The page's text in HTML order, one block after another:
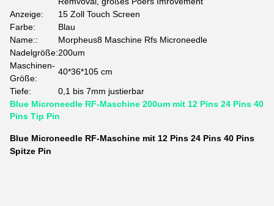
Anzeige:
15 Zoll Touch Screen
Farbe:
Blau
Name::
Morpheus8 Maschine Rfs Microneedle
Nadelgröße:200um
Maschinen-
Größe:
40*36*105 cm
Tiefe:
0,1 bis 7mm justierbar
Blue Microneedle RF-Maschine 200um mit 12 Pins 24 Pins 40
Pins Tip Pin
Blue Microneedle RF-Maschine mit 12 Pins 24 Pins 40 Pins
Spitze Pin